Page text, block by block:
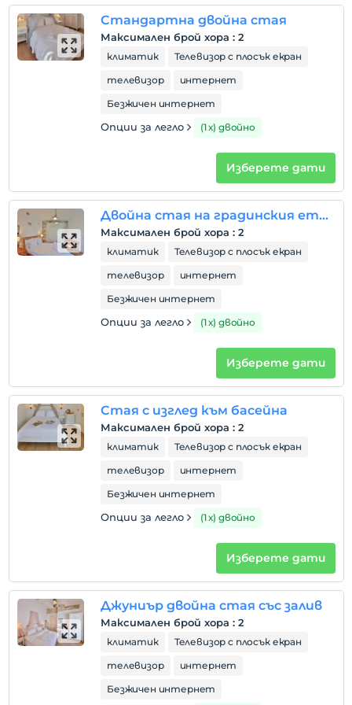
от нас в градината Köse Konak за нашите гости,
които отсядат в нашите стаи с високи тавани,
всяка декорирана с много внимание и специални
понятия.
местоположение
Ъглово имение; Намира се на 3,9 км от центъра за
сърф и на няколко минути пеша от центъра на
Покажи на
картата
Правила на хотела
домашен любимец
Забранено за домашни любимци
пушене
стаи за непушачи
Часове за настаняване
Деца под 12 години нямат право да отсядат в
Стандартна двойна стая
Максимален брой хора : 2
климатик
Телевизор с плосък екран
телевизор
интернет
Безжичен интернет
Опции за легло (1 х) двойно
Изберете дати
Двойна стая на градинския етаж
Максимален брой хора : 2
климатик
Телевизор с плосък екран
телевизор
интернет
Безжичен интернет
Опции за легло (1 х) двойно
Изберете дати
Стая с изглед към басейна
Максимален брой хора : 2
климатик
Телевизор с плосък екран
телевизор
интернет
Безжичен интернет
Опции за легло (1 х) двойно
Изберете дати
Джуниър двойна стая със залив
Максимален брой хора : 2
климатик
Телевизор с плосък екран
телевизор
интернет
Безжичен интернет